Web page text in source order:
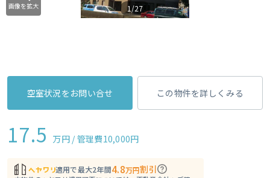
画像を拡大 1/27
空室状況をお問い合せ この物件を詳しくみる
17.5 万円 / 管理費10,000円
適用で最大2年間4.8万円割引